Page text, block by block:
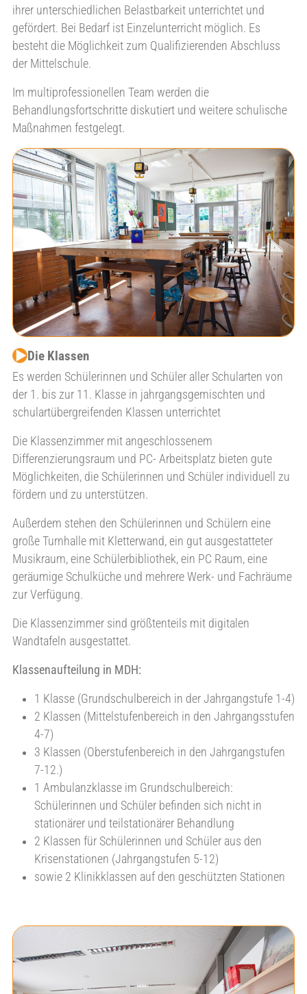
ihrer unterschiedlichen Belastbarkeit unterrichtet und
gefördert. Bei Bedarf ist Einzelunterricht möglich. Es
besteht die Möglichkeit zum Qualifizierenden Abschluss
der Mittelschule.
Im multiprofessionellen Team werden die
Behandlungsfortschritte diskutiert und weitere schulische
Maßnahmen festgelegt.
Die Klassen
Es werden Schülerinnen und Schüler aller Schularten von
der 1. bis zur 11. Klasse in jahrgangsgemischten und
schulartübergreifenden Klassen unterrichtet
Die Klassenzimmer mit angeschlossenem
Differenzierungsraum und PC- Arbeitsplatz bieten gute
Möglichkeiten, die Schülerinnen und Schüler individuell zu
fördern und zu unterstützen.
Außerdem stehen den Schülerinnen und Schülern eine
große Turnhalle mit Kletterwand, ein gut ausgestatteter
Musikraum, eine Schülerbibliothek, ein PC Raum, eine
geräumige Schulküche und mehrere Werk- und Fachräume
zur Verfügung.
Die Klassenzimmer sind größtenteils mit digitalen
Wandtafeln ausgestattet.
Klassenaufteilung in MDH:
1 Klasse (Grundschulbereich in der Jahrgangstufe 1-4)
2 Klassen (Mittelstufenbereich in den Jahrgangsstufen
4-7)
3 Klassen (Oberstufenbereich in den Jahrgangstufen
7-12.)
1 Ambulanzklasse im Grundschulbereich:
Schülerinnen und Schüler befinden sich nicht in
stationärer und teilstationärer Behandlung
2 Klassen für Schülerinnen und Schüler aus den
Krisenstationen (Jahrgangstufen 5-12)
sowie 2 Klinikklassen auf den geschützten Stationen